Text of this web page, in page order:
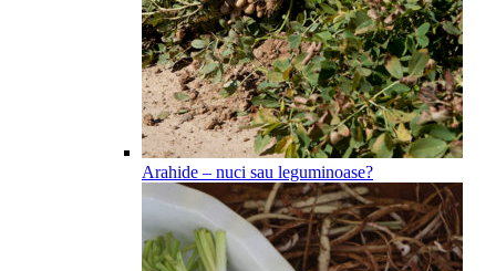
Arahide – nuci sau leguminoase?